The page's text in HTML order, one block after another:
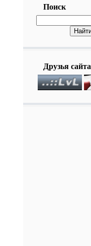
Поиск
Друзья сайта